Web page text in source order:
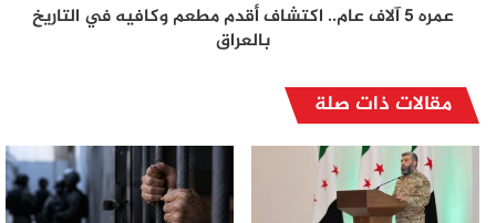
عمره 5 آلاف عام.. اكتشاف أقدم مطعم وكافيه في التاريخ
بالعراق
مقالات ذات صلة